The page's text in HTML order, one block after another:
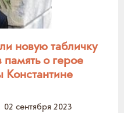
новую табличку
о герое
02 сентября 2023